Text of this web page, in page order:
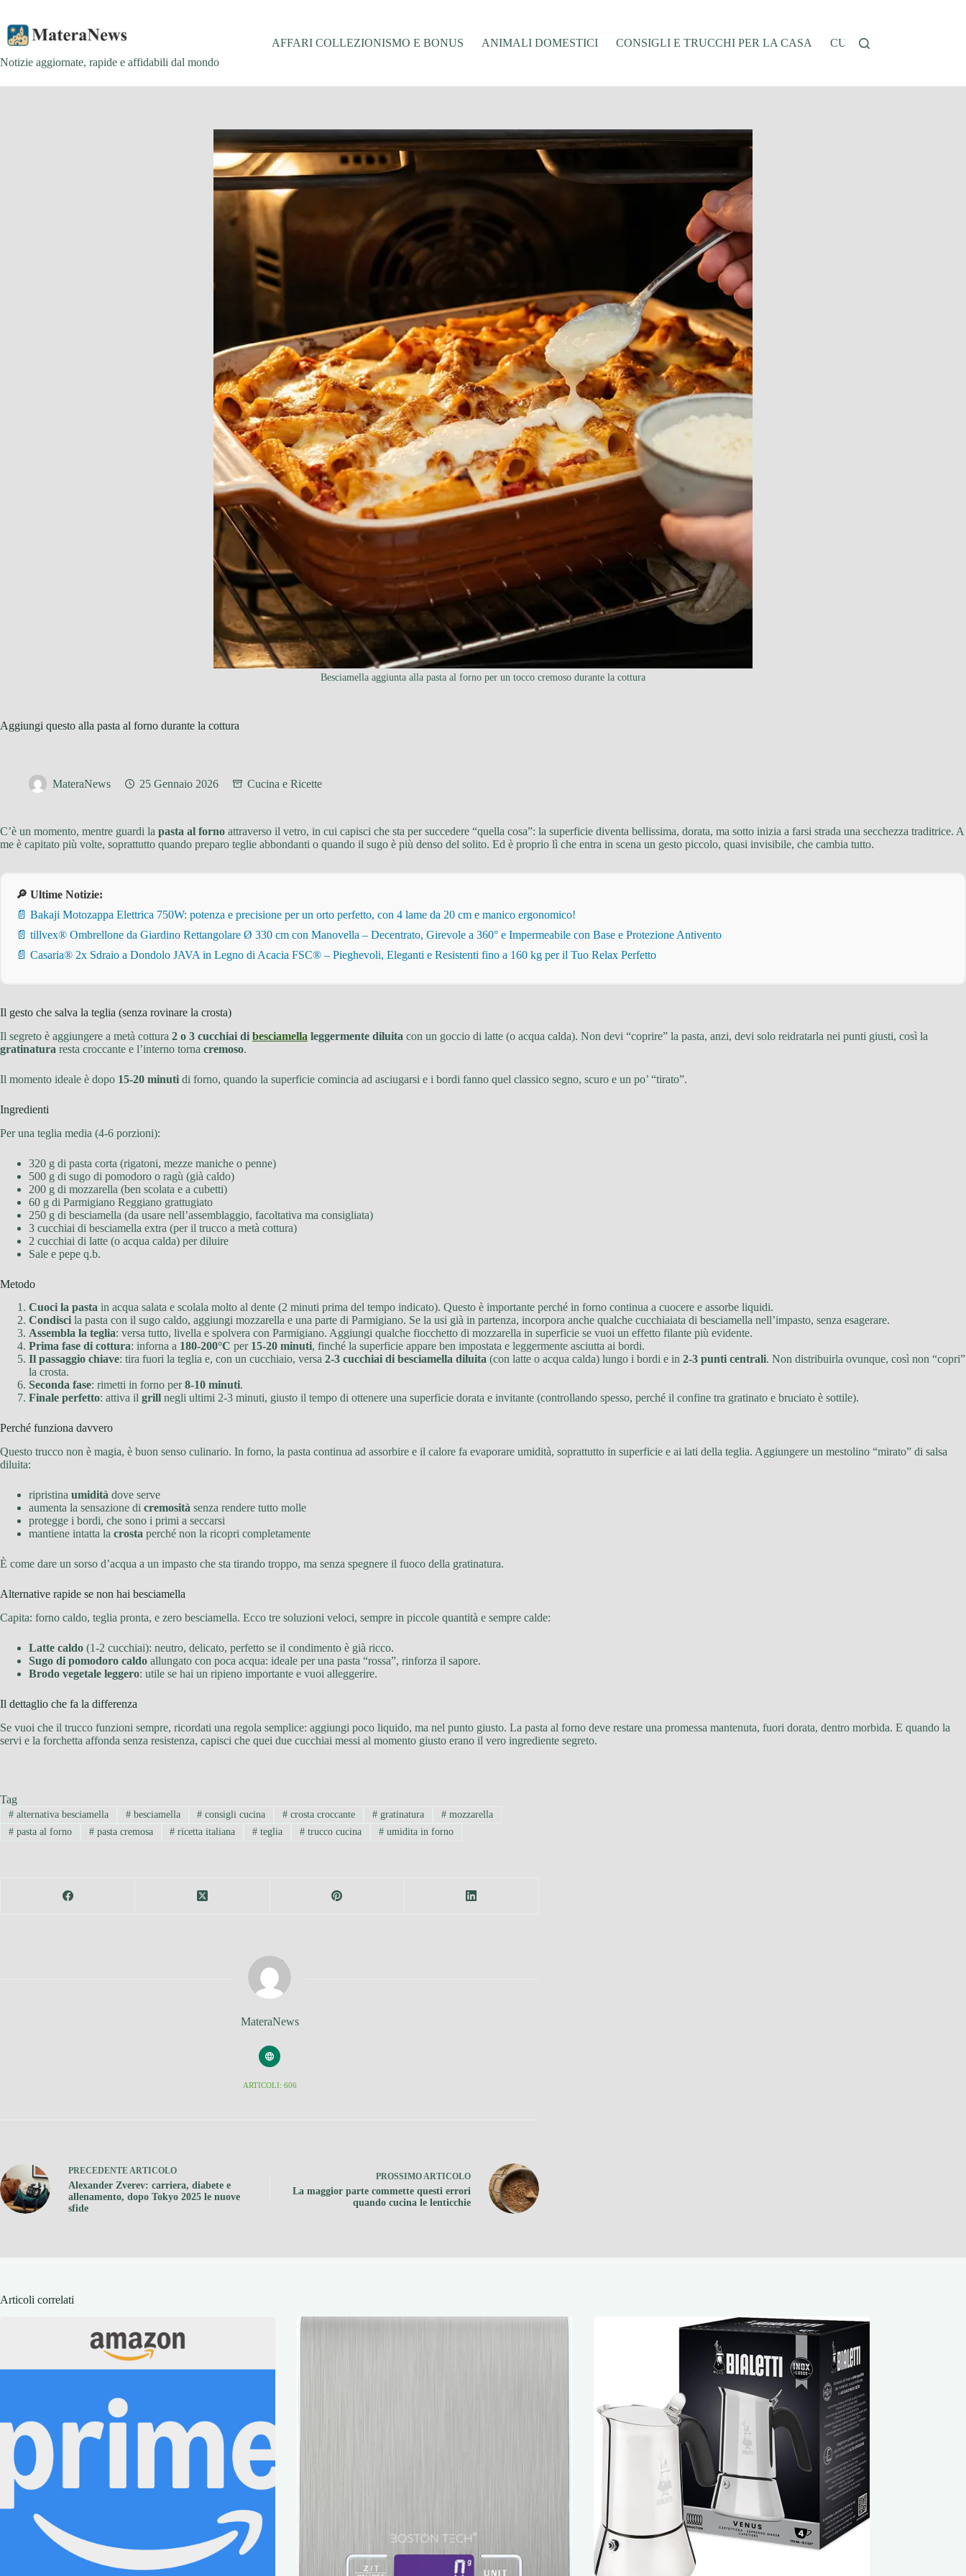
contenuto
Notizie aggiornate, rapide e affidabili dal mondo
AFFARI COLLEZIONISMO E BONUS ANIMALI DOMESTICI CONSIGLI E TRUCCHI PER LA CASA CUCINA E RICETTE
Besciamella aggiunta alla pasta al forno per un tocco cremoso durante la cottura
Aggiungi questo alla pasta al forno durante la cottura
MateraNews 25 Gennaio 2026 Cucina e Ricette
C’è un momento, mentre guardi la pasta al forno attraverso il vetro, in cui capisci che sta per succedere “quella cosa”: la superficie diventa bellissima, dorata, ma sotto inizia a farsi strada una secchezza traditrice. A
me è capitato più volte, soprattutto quando preparo teglie abbondanti o quando il sugo è più denso del solito. Ed è proprio lì che entra in scena un gesto piccolo, quasi invisibile, che cambia tutto.
🔎 Ultime Notizie:
📄 Bakaji Motozappa Elettrica 750W: potenza e precisione per un orto perfetto, con 4 lame da 20 cm e manico ergonomico!
📄 tillvex® Ombrellone da Giardino Rettangolare Ø 330 cm con Manovella – Decentrato, Girevole a 360° e Impermeabile con Base e Protezione Antivento
📄 Casaria® 2x Sdraio a Dondolo JAVA in Legno di Acacia FSC® – Pieghevoli, Eleganti e Resistenti fino a 160 kg per il Tuo Relax Perfetto
Il gesto che salva la teglia (senza rovinare la crosta)
Il segreto è aggiungere a metà cottura 2 o 3 cucchiai di besciamella leggermente diluita con un goccio di latte (o acqua calda). Non devi “coprire” la pasta, anzi, devi solo reidratarla nei punti giusti, così la
gratinatura resta croccante e l’interno torna cremoso.
Il momento ideale è dopo 15-20 minuti di forno, quando la superficie comincia ad asciugarsi e i bordi fanno quel classico segno, scuro e un po’ “tirato”.
Ingredienti
Per una teglia media (4-6 porzioni):
320 g di pasta corta (rigatoni, mezze maniche o penne)
500 g di sugo di pomodoro o ragù (già caldo)
200 g di mozzarella (ben scolata e a cubetti)
60 g di Parmigiano Reggiano grattugiato
250 g di besciamella (da usare nell’assemblaggio, facoltativa ma consigliata)
3 cucchiai di besciamella extra (per il trucco a metà cottura)
2 cucchiai di latte (o acqua calda) per diluire
Sale e pepe q.b.
Metodo
Cuoci la pasta in acqua salata e scolala molto al dente (2 minuti prima del tempo indicato). Questo è importante perché in forno continua a cuocere e assorbe liquidi.
Condisci la pasta con il sugo caldo, aggiungi mozzarella e una parte di Parmigiano. Se la usi già in partenza, incorpora anche qualche cucchiaiata di besciamella nell’impasto, senza esagerare.
Assembla la teglia: versa tutto, livella e spolvera con Parmigiano. Aggiungi qualche fiocchetto di mozzarella in superficie se vuoi un effetto filante più evidente.
Prima fase di cottura: inforna a 180-200°C per 15-20 minuti, finché la superficie appare ben impostata e leggermente asciutta ai bordi.
Il passaggio chiave: tira fuori la teglia e, con un cucchiaio, versa 2-3 cucchiai di besciamella diluita (con latte o acqua calda) lungo i bordi e in 2-3 punti centrali. Non distribuirla ovunque, così non “copri”
la crosta.
Seconda fase: rimetti in forno per8-10 minuti.
Finale perfetto: attiva il grill negli ultimi 2-3 minuti, giusto il tempo di ottenere una superficie dorata e invitante (controllando spesso, perché il confine tra gratinato e bruciato è sottile).
Perché funziona davvero
Questo trucco non è magia, è buon senso culinario. In forno, la pasta continua ad assorbire e il calore fa evaporare umidità, soprattutto in superficie e ai lati della teglia. Aggiungere un mestolino “mirato” di salsa
diluita:
ripristina umidità dove serve
aumenta la sensazione di cremosità senza rendere tutto molle
protegge i bordi, che sono i primi a seccarsi
mantiene intatta la crosta perché non la ricopri completamente
È come dare un sorso d’acqua a un impasto che sta tirando troppo, ma senza spegnere il fuoco della gratinatura.
Alternative rapide se non hai besciamella
Capita: forno caldo, teglia pronta, e zero besciamella. Ecco tre soluzioni veloci, sempre in piccole quantità e sempre calde:
Latte caldo (1-2 cucchiai): neutro, delicato, perfetto se il condimento è già ricco.
Sugo di pomodoro caldo allungato con poca acqua: ideale per una pasta “rossa”, rinforza il sapore.
Brodo vegetale leggero: utile se hai un ripieno importante e vuoi alleggerire.
Il dettaglio che fa la differenza
Se vuoi che il trucco funzioni sempre, ricordati una regola semplice: aggiungi poco liquido, ma nel punto giusto. La pasta al forno deve restare una promessa mantenuta, fuori dorata, dentro morbida. E quando la
servi e la forchetta affonda senza resistenza, capisci che quei due cucchiai messi al momento giusto erano il vero ingrediente segreto.
Tag
#alternativa besciamella #besciamella # consigli cucina # crosta croccante # gratinatura #mozzarella
#pasta al forno #pasta cremosa # ricetta italiana # teglia # trucco cucina #umidita in forno
MateraNews
ARTICOLI: 606
PRECEDENTE ARTICOLO
Alexander Zverev: carriera, diabete e
allenamento, dopo Tokyo 2025 le nuove
sfide
PROSSIMO ARTICOLO
La maggior parte commette questi errori
quando cucina le lenticchie
Articoli correlati